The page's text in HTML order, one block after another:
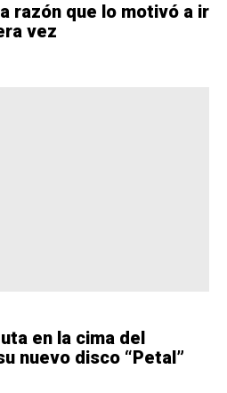
razón que lo motivó a ir
vez
en la cima del
nuevo disco “Petal”